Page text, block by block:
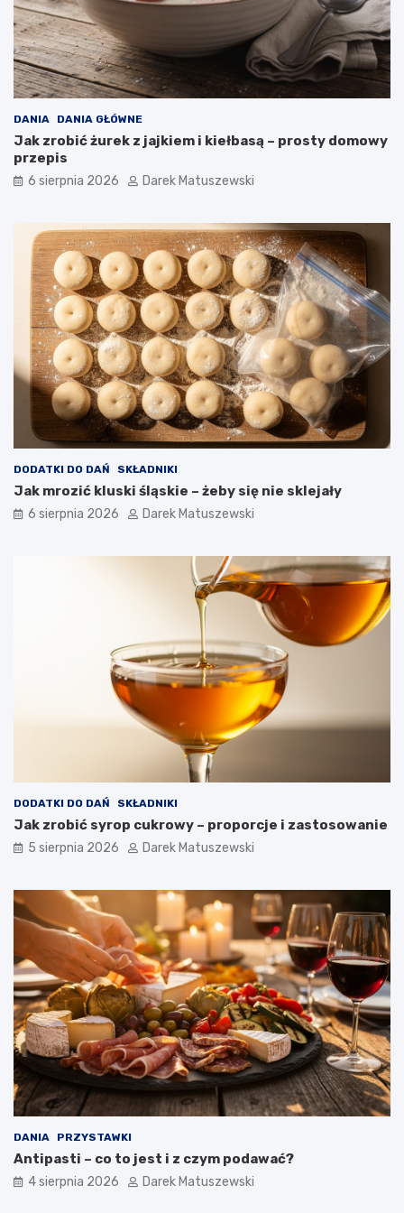
c
a
w
p
ł
y
a
n
a
j
n
y
o
t
r
w
DANIA DANIA GŁÓWNE
Jak zrobić żurek z jajkiem i kiełbasą – prosty domowy
przepis
6 sierpnia 2026 Darek Matuszewski
DODATKI DO DAŃ SKŁADNIKI
Jak mrozić kluski śląskie – żeby się nie sklejały
6 sierpnia 2026 Darek Matuszewski
DODATKI DO DAŃ SKŁADNIKI
Jak zrobić syrop cukrowy – proporcje i zastosowanie
5 sierpnia 2026 Darek Matuszewski
DANIA PRZYSTAWKI
Antipasti – co to jest i z czym podawać?
4 sierpnia 2026 Darek Matuszewski